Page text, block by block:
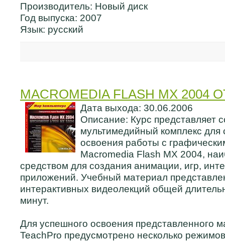
Производитель: Новый диск
Год выпуска: 2007
Язык: русский
MACROMEDIA FLASH MX 2004
Дата выхода: 30.06.2006
Описание: Курс представляет
мультимедийный комплекс для
освоения работы с
Macromedia Flash MX 2004,
средством для создания анимации, игр,
приложений. Учебный материал
интерактивных видеолекций общей
минут.
Для успешного освоения представленного
TeachPro предусмотрено несколько